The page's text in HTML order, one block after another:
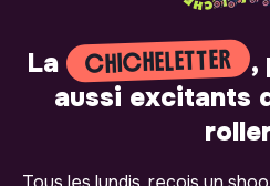
La CHICHELETTER
,
aussi excitants